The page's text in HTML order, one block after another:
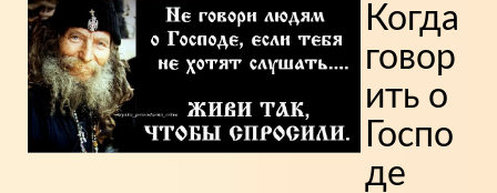
Когда
говор
ить о
Госпо
де